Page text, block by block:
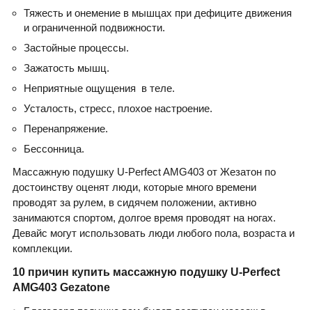
Тяжесть и онемение в мышцах при дефиците движения
и ограниченной подвижности.
Застойные процессы.
Зажатость мышц.
Неприятные ощущения в теле.
Усталость, стресс, плохое настроение.
Перенапряжение.
Бессонница.
Массажную подушку U-Perfect AMG403 от Жезатон по
достоинству оценят люди, которые много времени
проводят за рулем, в сидячем положении, активно
занимаются спортом, долгое время проводят на ногах.
Девайс могут использовать люди любого пола, возраста и
комплекции.
10 причин купить массажную подушку U-Perfect
AMG403 Gezatone